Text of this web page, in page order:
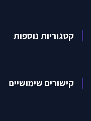
קטגוריות נוספות
קישורים שימושיים